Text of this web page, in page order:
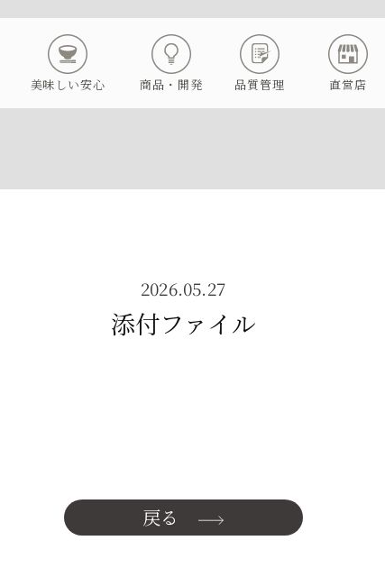
美味しい安心 商品・開発 品質管理 直営店
2026.05.27
添付ファイル
戻る